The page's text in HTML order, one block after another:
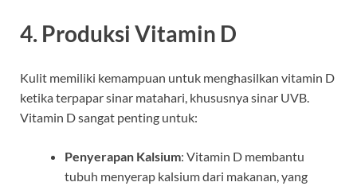
4. Produksi Vitamin D
Kulit memiliki kemampuan untuk menghasilkan vitamin D
ketika terpapar sinar matahari, khususnya sinar UVB.
Vitamin D sangat penting untuk:
Penyerapan Kalsium: Vitamin D membantu
tubuh menyerap kalsium dari makanan, yang